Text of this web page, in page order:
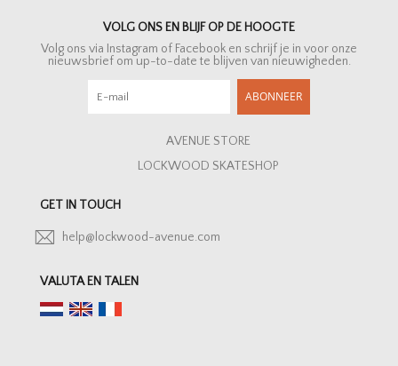
VOLG ONS EN BLIJF OP DE HOOGTE
Volg ons via Instagram of Facebook en schrijf je in voor onze
nieuwsbrief om up-to-date te blijven van nieuwigheden.
ABONNEER
AVENUE STORE
LOCKWOOD SKATESHOP
GET IN TOUCH
help@lockwood-avenue.com
VALUTA EN TALEN